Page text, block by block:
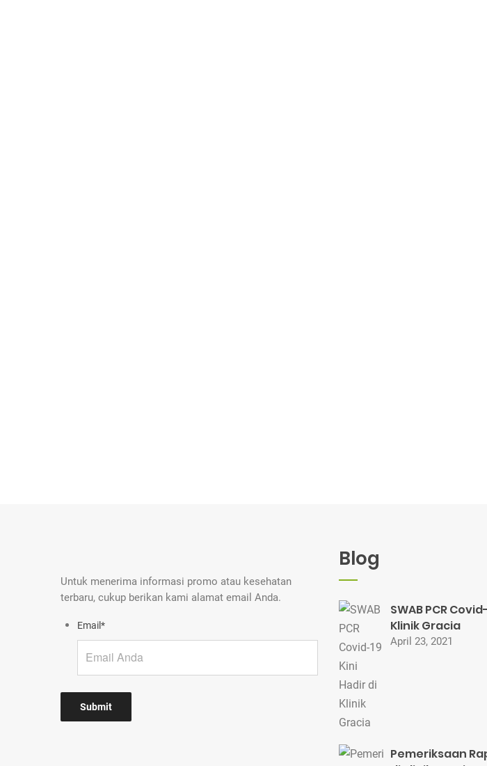
Untuk menerima informasi promo atau kesehatan
terbaru, cukup berikan kami alamat email Anda.
Email*
Blog
SWAB PCR
Klinik Gracia
April 23, 2021
Pemeriksaan